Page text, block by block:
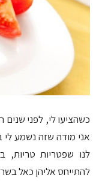
כשהציעו לי, לפני שנים
אני מודה שזה נשמע
לנו שפטריות
להתייחס אליהן כאל